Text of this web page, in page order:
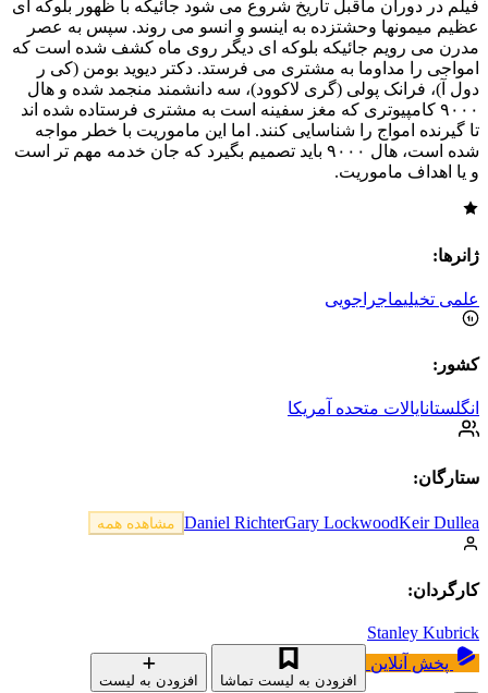
فیلم در دوران ماقبل تاریخ شروع می شود جائیکه با ظهور بلوکه ای
عظیم میمونها وحشتزده به اینسو و انسو می روند. سپس به عصر
مدرن می رویم جائیکه بلوکه ای دیگر روی ماه کشف شده است که
امواجی را مداوما به مشتری می فرستد. دکتر دیوید بومن (کی ر
دول آ)، فرانک پولی (گری لاکوود)، سه دانشمند منجمد شده و هال
۹۰۰۰ کامپیوتری که مغز سفینه است به مشتری فرستاده شده اند
تا گیرنده امواج را شناسایی کنند. اما این ماموریت با خطر مواجه
شده است، هال ۹۰۰۰ باید تصمیم بگیرد که جان خدمه مهم تر است
و یا اهداف ماموریت.
ژانرها:
علمی تخیلیماجراجویی
کشور:
انگلستانایالات متحده آمریکا
ستارگان:
Daniel RichterGary LockwoodKeir Dullea مشاهده همه
کارگردان:
Stanley Kubrick
پخش آنلاین
افزودن به لیست تماشا افزودن به لیست